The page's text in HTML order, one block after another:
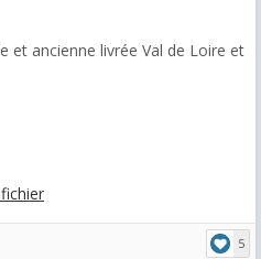
et ancienne livrée Val de Loire et
5